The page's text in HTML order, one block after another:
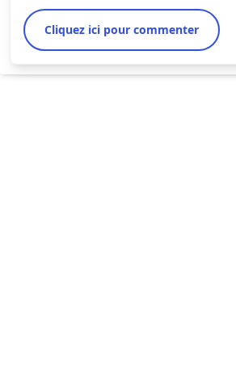
Cliquez ici pour commenter